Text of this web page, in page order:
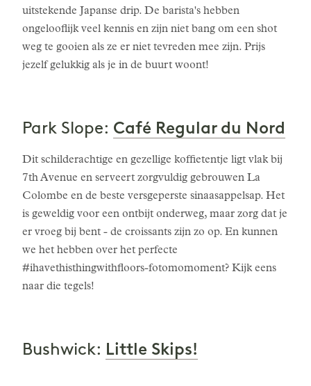
uitstekende Japanse drip. De barista's hebben
ongelooflijk veel kennis en zijn niet bang om een shot
weg te gooien als ze er niet tevreden mee zijn. Prijs
jezelf gelukkig als je in de buurt woont!
Park Slope: Café Regular du Nord
Dit schilderachtige en gezellige koffietentje ligt vlak bij
7th Avenue en serveert zorgvuldig gebrouwen La
Colombe en de beste versgeperste sinaasappelsap. Het
is geweldig voor een ontbijt onderweg, maar zorg dat je
er vroeg bij bent - de croissants zijn zo op. En kunnen
we het hebben over het perfecte
#ihavethisthingwithfloors-fotomomoment? Kijk eens
naar die tegels!
Bushwick: Little Skips!